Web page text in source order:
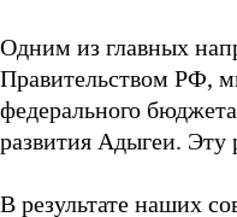
Одним из главных
Правительством РФ,
федерального
развития Адыгеи.
В результате наших